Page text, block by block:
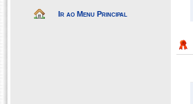
Ir ao Menu Principal